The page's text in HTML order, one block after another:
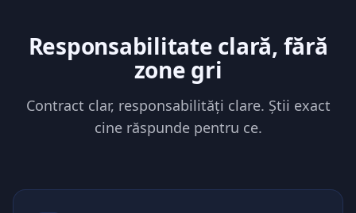
Responsabilitate clară, fără
zone gri
Contract clar, responsabilități clare. Știi exact
cine răspunde pentru ce.